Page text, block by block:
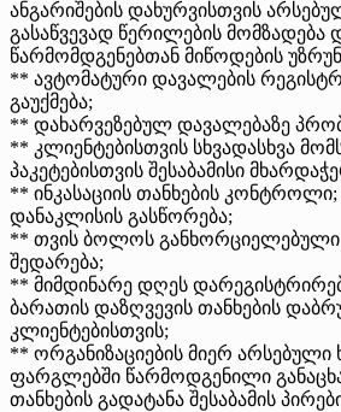
ანგარიშების დახურვისთვის
გასაწვევად წერილების მომზადება
წარმომდგენებთან მიწოდების
** ავტომატური დავალების
გაუქმება;
** დახარვეზებულ დავალებაზე
** კლიენტებისთვის სხვადასხვა
პაკეტებისთვის შესაბამისი
** ინკასაციის თანხების
დანაკლისის გასწორება;
** თვის ბოლოს განხორციელებული
შედარება;
** მიმდინარე დღეს
ბარათის დაზღვევის თანხების
კლიენტებისთვის;
** ორგანიზაციების მიერ
ფარგლებში წარმოდგენილი
თანხების გადატანა შესაბამის